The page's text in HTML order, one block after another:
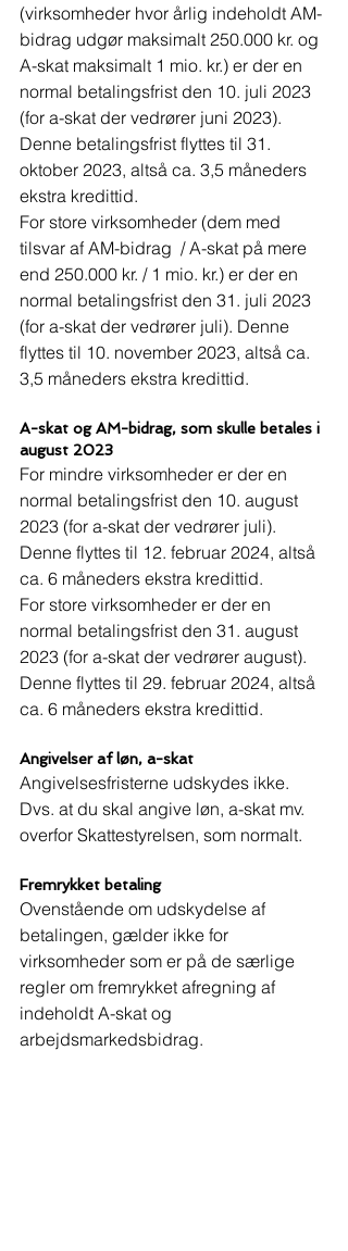
(virksomheder hvor årlig indeholdt AM-
bidrag udgør maksimalt 250.000 kr. og
A-skat maksimalt 1 mio. kr.) er der en
normal betalingsfrist den 10. juli 2023
(for a-skat der vedrører juni 2023).
Denne betalingsfrist flyttes til 31.
oktober 2023, altså ca. 3,5 måneders
ekstra kredittid.
For store virksomheder (dem med
tilsvar af AM-bidrag  / A-skat på mere
end 250.000 kr. / 1 mio. kr.) er der en
normal betalingsfrist den 31. juli 2023
(for a-skat der vedrører juli). Denne
flyttes til 10. november 2023, altså ca.
3,5 måneders ekstra kredittid.
A-skat og AM-bidrag, som skulle betales i
august 2023
For mindre virksomheder er der en
normal betalingsfrist den 10. august
2023 (for a-skat der vedrører juli).
Denne flyttes til 12. februar 2024, altså
ca. 6 måneders ekstra kredittid.
For store virksomheder er der en
normal betalingsfrist den 31. august
2023 (for a-skat der vedrører august).
Denne flyttes til 29. februar 2024, altså
ca. 6 måneders ekstra kredittid.
Angivelser af løn, a-skat
Angivelsesfristerne udskydes ikke.
Dvs. at du skal angive løn, a-skat mv.
overfor Skattestyrelsen, som normalt.
Fremrykket betaling
Ovenstående om udskydelse af
betalingen, gælder ikke for
virksomheder som er på de særlige
regler om fremrykket afregning af
indeholdt A-skat og
arbejdsmarkedsbidrag.